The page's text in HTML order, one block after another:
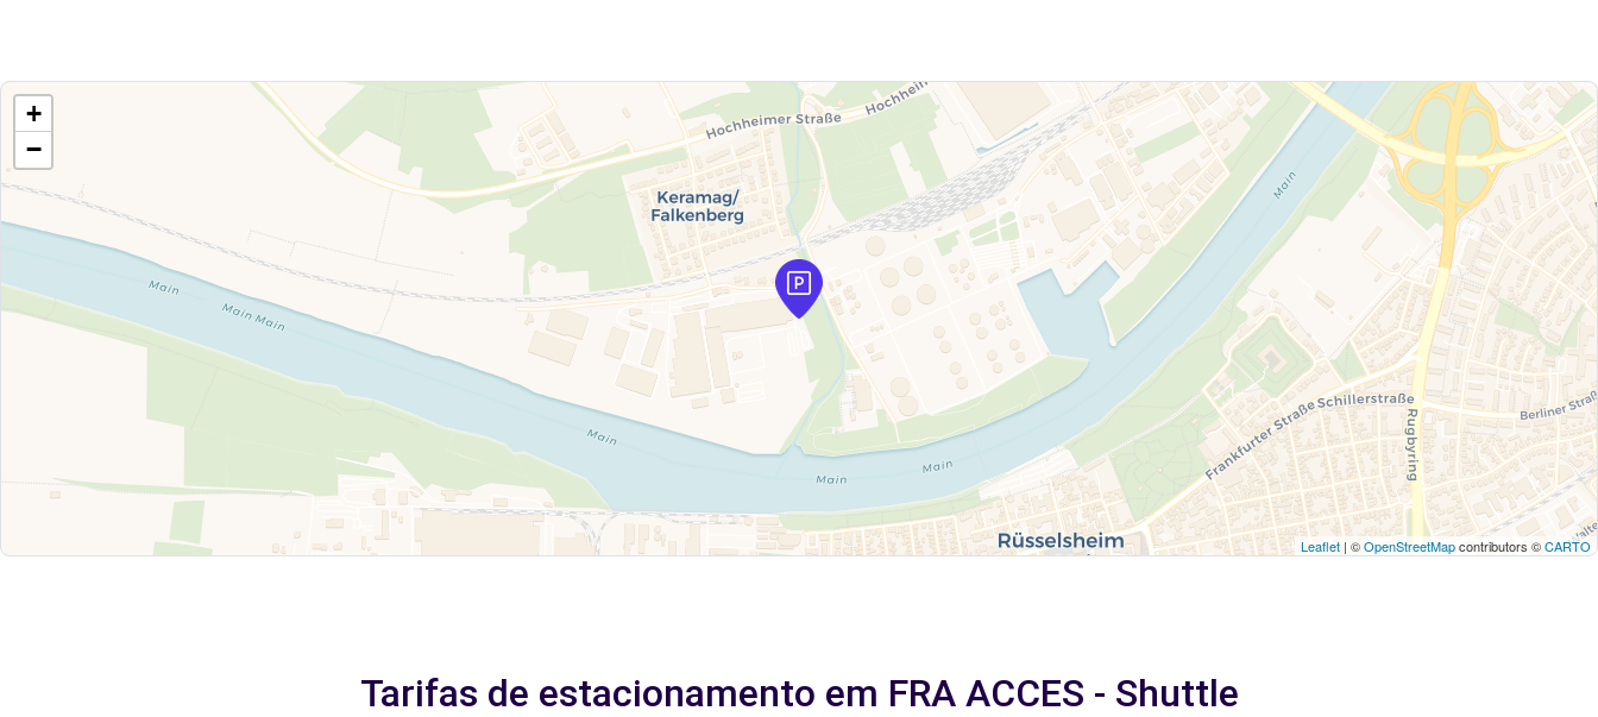
+
−
Leaflet | ©OpenStreetMapcontributors ©CARTO
Tarifas de estacionamento em FRA ACCES - Shuttle